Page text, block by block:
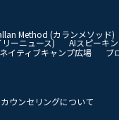
Method (カランメソッド)
ーニュース)
AIスピーキ
ネイティブキャンプ広場 ブ
カウンセリングについて